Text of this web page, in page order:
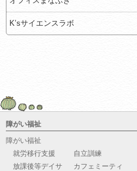
K’sサイエンスラボ
障がい福祉
障がい福祉
就労移行支援
自立訓練
放課後等デイサ
カフェミーティ